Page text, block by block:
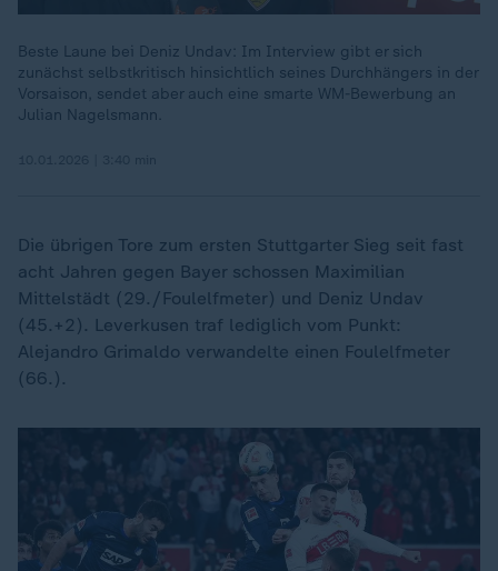
Beste Laune bei Deniz Undav: Im Interview gibt er sich
zunächst selbstkritisch hinsichtlich seines Durchhängers in der
Vorsaison, sendet aber auch eine smarte WM-Bewerbung an
Julian Nagelsmann.
Die übrigen Tore zum ersten Stuttgarter Sieg seit fast
acht Jahren gegen Bayer schossen Maximilian
Mittelstädt (29./Foulelfmeter) und Deniz Undav
(45.+2). Leverkusen traf lediglich vom Punkt:
Alejandro Grimaldo verwandelte einen Foulelfmeter
(66.).